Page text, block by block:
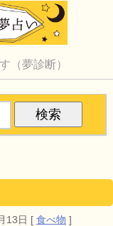
（夢診断）
13日 [ 食べ物 ]